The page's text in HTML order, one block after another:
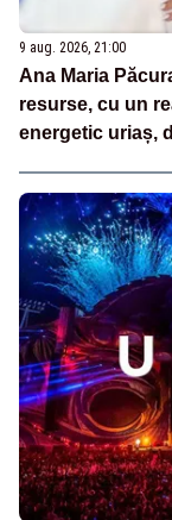
9 aug. 2026, 21:00
Ana Maria
resurse, cu un
energetic uriaș,